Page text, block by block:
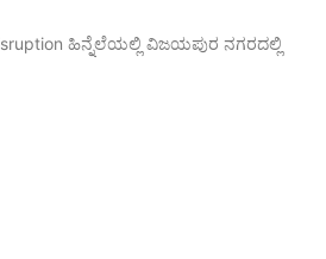
ಹಿನ್ನೆಲೆಯಲ್ಲಿ ವಿಜಯಪುರ ನಗರದಲ್ಲಿ